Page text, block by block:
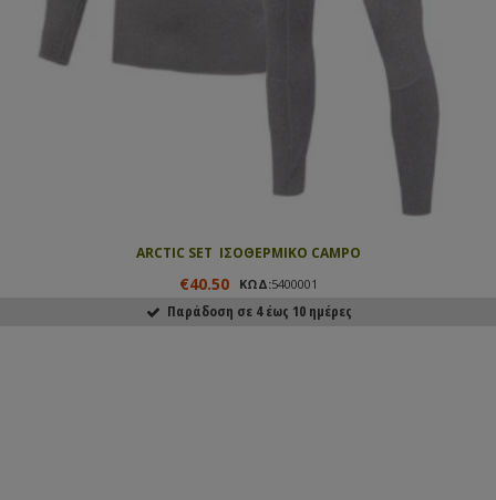
ARCTIC SET  ΙΣΟΘΕΡΜΙΚΟ CAMPO
€40.50 ΚΩΔ:5400001
Παράδοση σε 4 έως 10 ημέρες